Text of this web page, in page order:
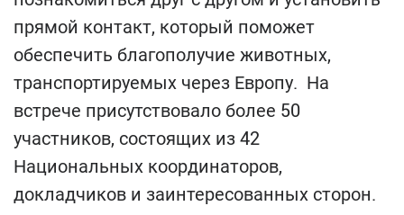
прямой контакт, который поможет
обеспечить благополучие животных,
транспортируемых через Европу. На
встрече присутствовало более 50
участников, состоящих из 42
Национальных координаторов,
докладчиков и заинтересованных сторон.